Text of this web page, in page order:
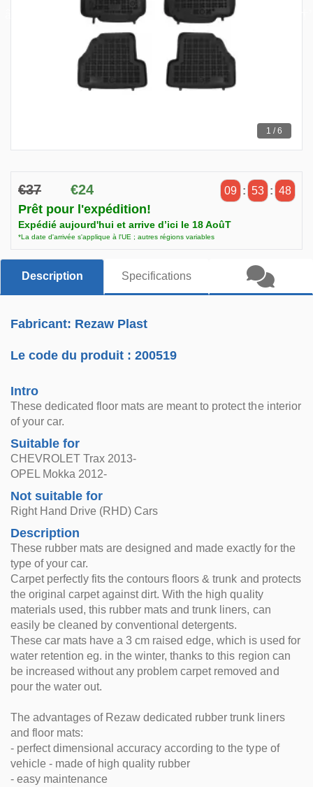
1 / 6
€37 €24 09 : 53 : 48
Prêt pour l'expédition!
Expédié aujourd'hui et arrive d’ici le 18 AoûT
*La date d'arrivée s'applique à l'UE ; autres régions variables
Description Specifications
Fabricant: Rezaw Plast
Le code du produit :200519
Intro
These dedicated floor mats are meant to protect the interior
of your car.
Suitable for
CHEVROLET Trax 2013-
OPEL Mokka 2012-
Not suitable for
Right Hand Drive (RHD) Cars
Description
These rubber mats are designed and made exactly for the
type of your car.
Carpet perfectly fits the contours floors & trunk and protects
the original carpet against dirt. With the high quality
materials used, this rubber mats and trunk liners, can
easily be cleaned by conventional detergents.
These car mats have a 3 cm raised edge, which is used for
water retention eg. in the winter, thanks to this region can
be increased without any problem carpet removed and
pour the water out.
The advantages of Rezaw dedicated rubber trunk liners
and floor mats:
- perfect dimensional accuracy according to the type of
vehicle - made of high quality rubber
- easy maintenance